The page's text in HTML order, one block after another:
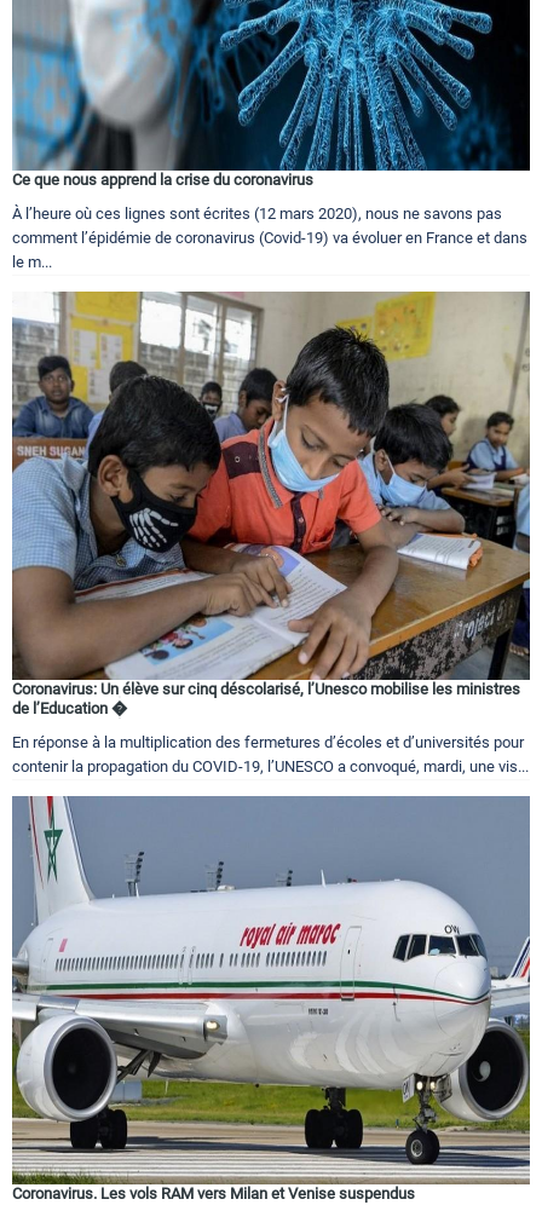
Ce que nous apprend la crise du coronavirus
À l’heure où ces lignes sont écrites (12 mars 2020), nous ne savons pas
comment l’épidémie de coronavirus (Covid-19) va évoluer en France et dans
le m...
Coronavirus: Un élève sur cinq déscolarisé, l’Unesco mobilise les ministres
de l’Education �
En réponse à la multiplication des fermetures d’écoles et d’universités pour
contenir la propagation du COVID-19, l’UNESCO a convoqué, mardi, une vis...
Coronavirus. Les vols RAM vers Milan et Venise suspendus